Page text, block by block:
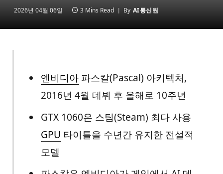
2026년 04월 06일 3 Mins Read By AI통신원
엔비디아파스칼(Pascal) 아키텍처,
2016년 4월 데뷔 후 올해로 10주년
GTX 1060은 스팀(Steam) 최다 사용
GPU 타이틀을 수년간 유지한 전설적
모델